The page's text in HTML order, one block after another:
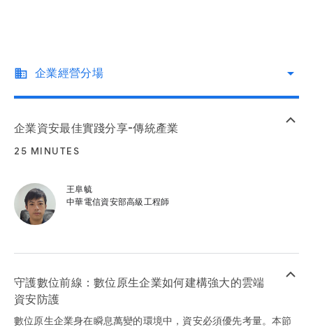
business 企業經營分場 arrow_drop_down
企業資安最佳實踐分享-傳統產業
25 MINUTES
王阜毓
中華電信資安部高級工程師
keyboard_arrow_up
守護數位前線：數位原生企業如何建構強大的雲端
資安防護
數位原生企業身在瞬息萬變的環境中，資安必須優先考量。本節
keyboard_arrow_up